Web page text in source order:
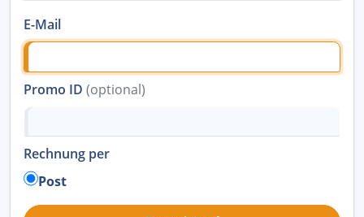
E-Mail
Promo ID (optional)
Rechnung per
Post